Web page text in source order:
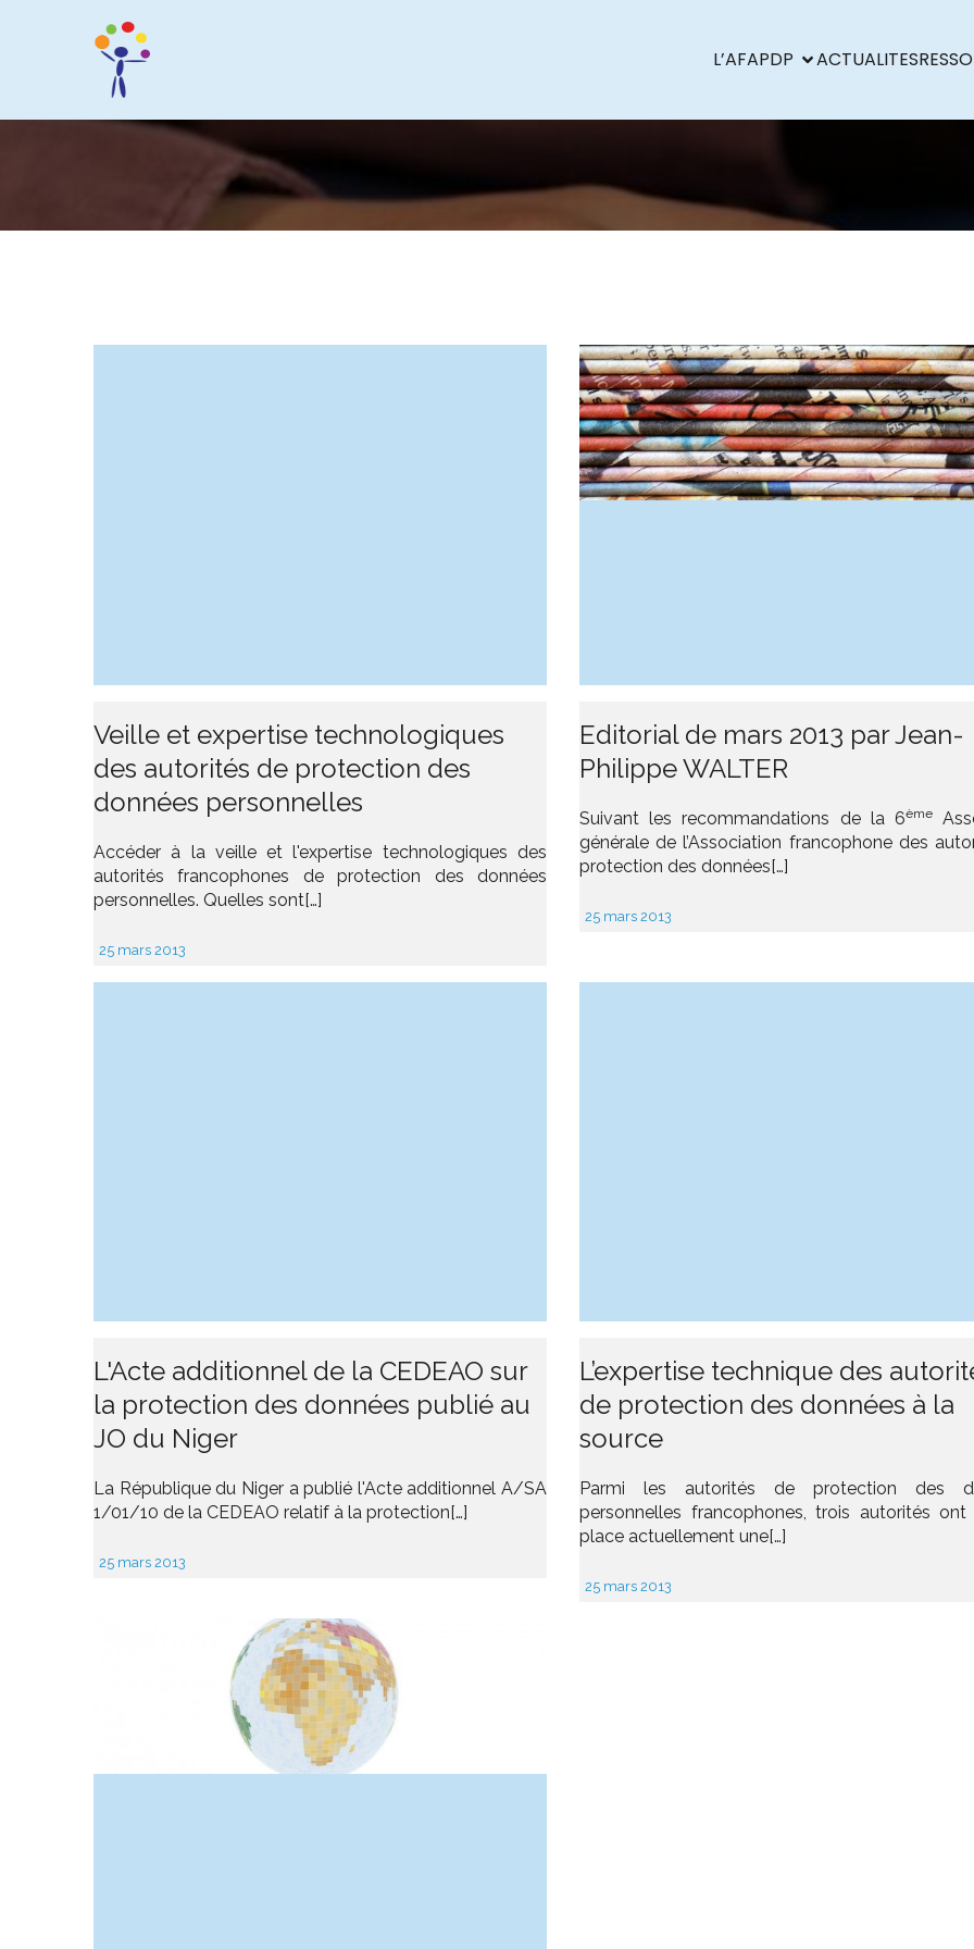
L’AFAPDP ACTUALITES
Veille et expertise technologiques
des autorités de protection des
données personnelles
Accéder à la veille et l'expertise technologiques des
autorités francophones de protection des données
personnelles. Quelles sont[…]
25 mars 2013
Editorial de mars 2013 par Jean-
Philippe WALTER
Suivant les recommandations de la 6ème
générale de l’Association francophone des
protection des données[…]
25 mars 2013
L'Acte additionnel de la CEDEAO sur
la protection des données publié au
JO du Niger
La République du Niger a publié l'Acte additionnel A/SA
1/01/10 de la CEDEAO relatif à la protection[…]
25 mars 2013
L’expertise technique des
de protection des données à la
source
Parmi les autorités de protection des
personnelles francophones, trois autorités
place actuellement une[…]
25 mars 2013